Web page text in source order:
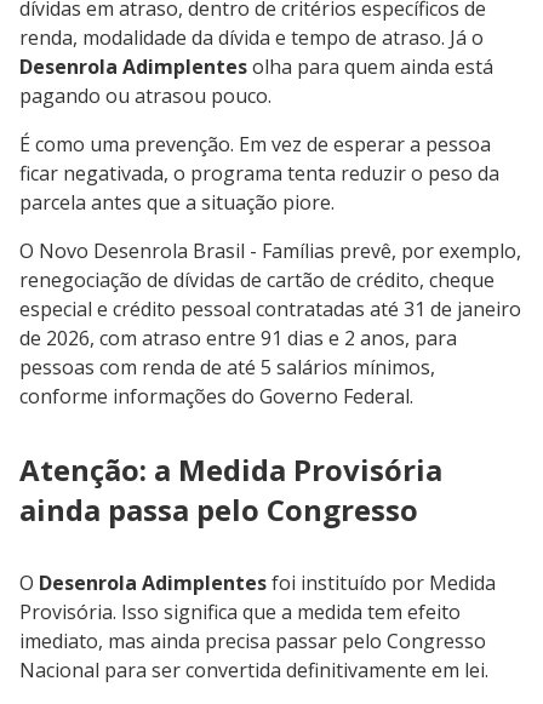
dívidas em atraso, dentro de critérios específicos de
renda, modalidade da dívida e tempo de atraso. Já o
Desenrola Adimplentesolha para quem ainda está
pagando ou atrasou pouco.
É como uma prevenção. Em vez de esperar a pessoa
ficar negativada, o programa tenta reduzir o peso da
parcela antes que a situação piore.
O Novo Desenrola Brasil - Famílias prevê, por exemplo,
renegociação de dívidas de cartão de crédito, cheque
especial e crédito pessoal contratadas até 31 de janeiro
de 2026, com atraso entre 91 dias e 2 anos, para
pessoas com renda de até 5 salários mínimos,
conforme informações do Governo Federal.
Atenção: a Medida Provisória
ainda passa pelo Congresso
O Desenrola Adimplentesfoi instituído por Medida
Provisória. Isso significa que a medida tem efeito
imediato, mas ainda precisa passar pelo Congresso
Nacional para ser convertida definitivamente em lei.